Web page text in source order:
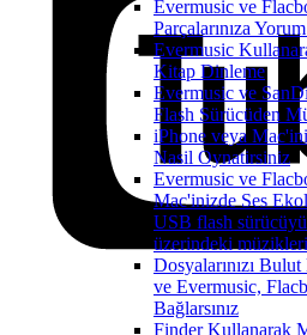
Evermusic ve
Parçalarınıza
Evermusic
Kitap Dinleme
Evermusic ve
Flash Sürücüden
iPhone veya
Nasil Oynatirsiniz
Evermusic ve
Mac'inizde Ses
USB flash sürücüyü
üzerindeki
Dosyalarınızı
ve Evermusic,
Bağlarsınız
Finder Kullanarak